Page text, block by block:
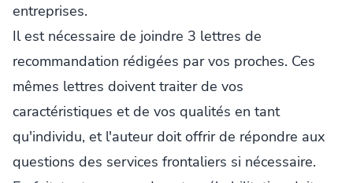
entreprises.
Il est nécessaire de joindre 3 lettres de
recommandation rédigées par vos proches. Ces
mêmes lettres doivent traiter de vos
caractéristiques et de vos qualités en tant
qu'individu, et l'auteur doit offrir de répondre aux
questions des services frontaliers si nécessaire.